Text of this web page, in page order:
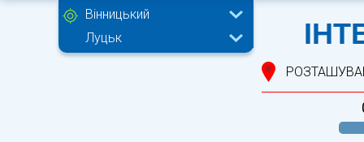
Вінницький
Луцьк